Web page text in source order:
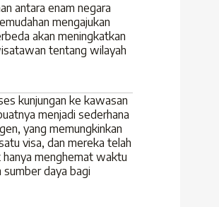
antara enam negara
mengajukan
akan meningkatkan
tentang wilayah
kunjungan ke kawasan
menjadi sederhana
yang memungkinkan
visa, dan mereka telah
menghemat waktu
daya bagi